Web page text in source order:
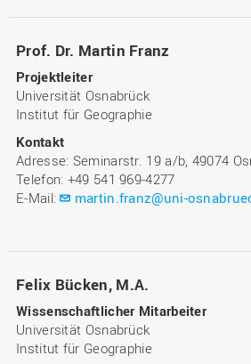
Prof. Dr. Martin Franz
Projektleiter
Universität Osnabrück
Institut für Geographie
Kontakt
Adresse: Seminarstr. 19 a/b, 49074
Telefon: +49 541 969-4277
E-Mail:
martin.franz@uni-
Felix Bücken, M.A.
Wissenschaftlicher Mitarbeiter
Universität Osnabrück
Institut für Geographie